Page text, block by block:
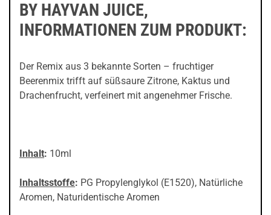
BY HAYVAN JUICE,
INFORMATIONEN ZUM PRODUKT:
Der Remix aus 3 bekannte Sorten – fruchtiger
Beerenmix trifft auf süßsaure Zitrone, Kaktus und
Drachenfrucht, verfeinert mit angenehmer Frische.
Inhalt: 10ml
Inhaltsstoffe: PG Propylenglykol (E1520), Natürliche
Aromen, Naturidentische Aromen